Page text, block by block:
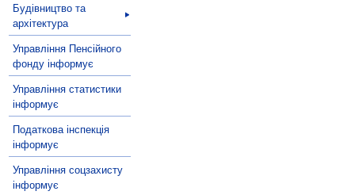
Будівництво та
архітектура
Управління Пенсійного
фонду інформує
Управління статистики
інформує
Податкова інспекція
інформує
Управління соцзахисту
інформує